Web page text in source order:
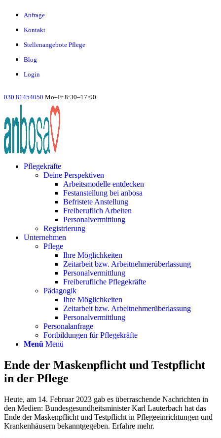
Anfrage
Kontakt
Stellenangebote Pflege
Blog
Login
030 81454050 Mo–Fr 8:30–17:00
Pflegekräfte
Deine Perspektiven
Arbeitsmodelle entdecken
Festanstellung bei anbosa
Befristete Anstellung
Freiberuflich Arbeiten
Personalvermittlung
Registrierung
Unternehmen
Pflege
Ihre Möglichkeiten
Zeitarbeit bzw. Arbeitnehmerüberlassung
Personalvermittlung
Freiberufliche Pflegekräfte
Pädagogik
Ihre Möglichkeiten
Zeitarbeit bzw. Arbeitnehmerüberlassung
Personalvermittlung
Personalanfrage
Fortbildungen für Pflegekräfte
Menü Menü
Ende der Maskenpflicht und Testpflicht
in der Pflege
Heute, am 14. Februar 2023 gab es überraschende Nachrichten in
den Medien: Bundesgesundheitsminister Karl Lauterbach hat das
Ende der Maskenpflicht und Testpflicht in Pflegeeinrichtungen und
Krankenhäusern bekanntgegeben. Erfahre mehr.